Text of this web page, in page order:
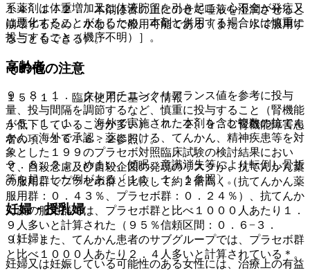
１４．１．２． 本剤は舌の上にのせて唾液を湿潤させると
崩壊するため、水なしで服用可能である（また、水で服用す
ることもできる）。
その他の注意
１５．１． 臨床使用に基づく情報
１５．１．１． 海外で実施された本剤を含む複数の抗てん
かん＜海外で承認＞薬における、てんかん、精神疾患等を対
象とした１９９のプラセボ対照臨床試験の検討結果におい
て、自殺念慮及び自殺企図の発現のリスクが、抗てんかん薬
の服用群でプラセボ群と比較して約２倍高く（抗てんかん薬
服用群：０．４３％、プラセボ群：０．２４％）、抗てんか
ん薬の服用群では、プラセボ群と比べ１０００人あたり１．
９人多いと計算された（９５％信頼区間：０．６−３．
９）。また、てんかん患者のサブグループでは、プラセボ群
と比べ１０００人あたり２．４人多いと計算されている＊。
系薬剤は体重増加又は体液貯留を引き起こし心不全が発症又
は悪化することがあるため、本剤と併用する場合には慎重に
投与すること（機序不明）］。
高齢者
９．８．１． クレアチニンクリアランス値を参考に投与
量、投与間隔を調節するなど、慎重に投与すること（腎機能
が低下していることが多い）〔７．２、９．２腎機能障害患
者の項、１６．６．２参照〕。
９．８．２． めまい、傾眠、意識消失等により転倒し骨折
等を起こした例がある〔１１．１．１参照〕。
妊婦・授乳婦
（妊婦）
妊婦又は妊娠している可能性のある女性には、治療上の有益